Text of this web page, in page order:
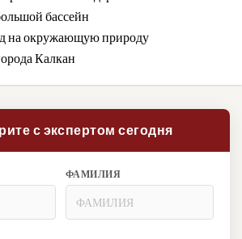
бассейн
на окружающую природу
Калкан
с экспертом сегодня
ФАМИЛИЯ